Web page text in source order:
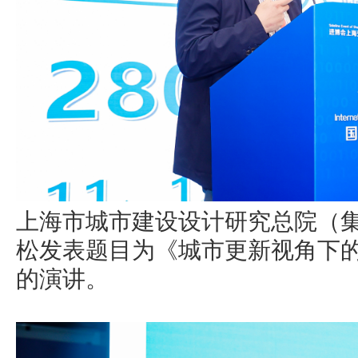
上海市城市建设设计研究总院（
松发表题目为《城市更新视角下
的演讲。